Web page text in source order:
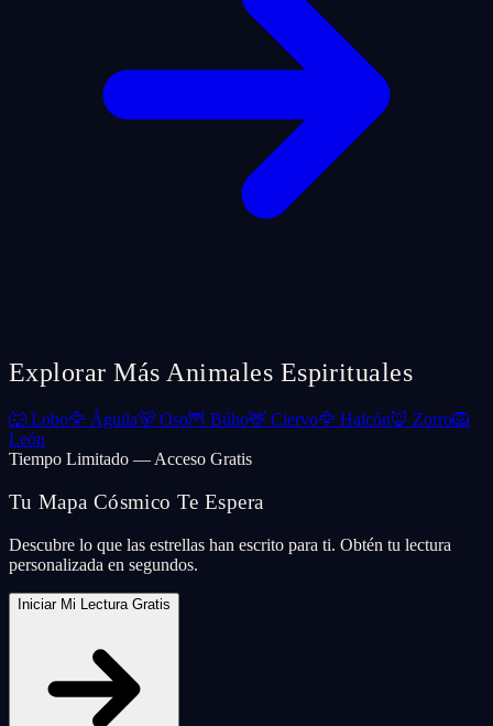
Explorar Más Animales Espirituales
🐺 Lobo🦅 Águila🐻 Oso🦉 Búho🦌 Ciervo🦅 Halcón🦊 Zorro🦁
León
Tiempo Limitado — Acceso Gratis
Tu Mapa Cósmico Te Espera
Descubre lo que las estrellas han escrito para ti. Obtén tu lectura
personalizada en segundos.
Iniciar Mi Lectura Gratis